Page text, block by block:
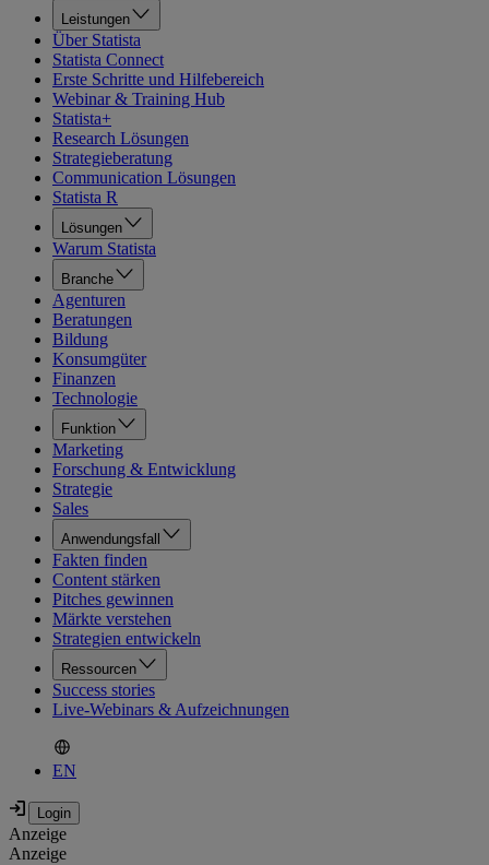
Leistungen
Über Statista
Statista Connect
Erste Schritte und Hilfebereich
Webinar & Training Hub
Statista+
Research Lösungen
Strategieberatung
Communication Lösungen
Statista R
Lösungen
Warum Statista
Branche
Agenturen
Beratungen
Bildung
Konsumgüter
Finanzen
Technologie
Funktion
Marketing
Forschung & Entwicklung
Strategie
Sales
Anwendungsfall
Fakten finden
Content stärken
Pitches gewinnen
Märkte verstehen
Strategien entwickeln
Ressourcen
Success stories
Live-Webinars & Aufzeichnungen
EN
Anzeige
Anzeige